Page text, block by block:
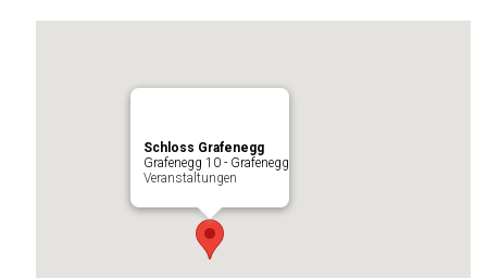
Schloss Grafenegg
Grafenegg 10 - Grafenegg
Veranstaltungen